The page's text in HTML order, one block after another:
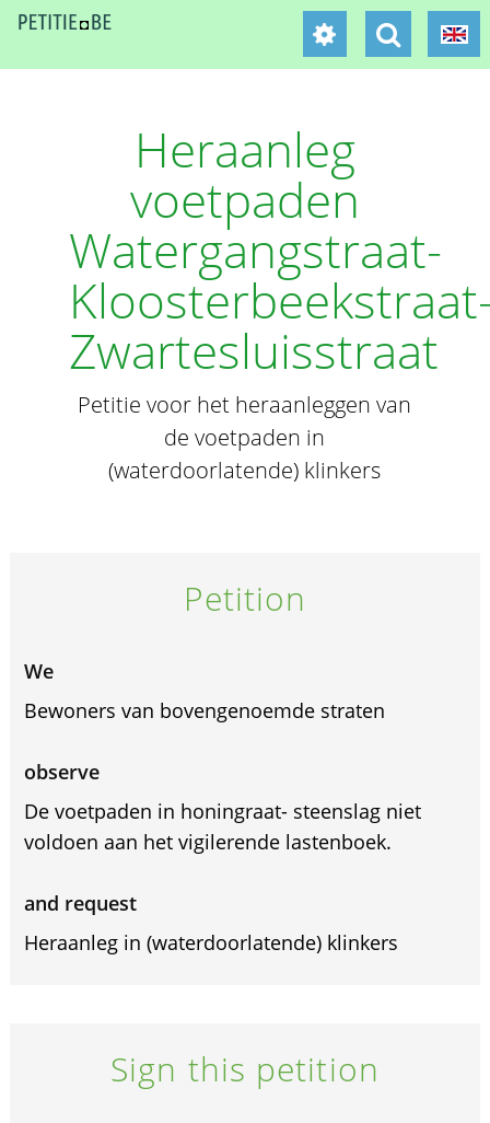
Heraanleg
voetpaden
Watergangstraat-
Zwartesluisstraat
Petitie voor het heraanleggen van
de voetpaden in
(waterdoorlatende) klinkers
Petition
We
Bewoners van bovengenoemde straten
observe
De voetpaden in honingraat- steenslag niet
voldoen aan het vigilerende lastenboek.
and request
Heraanleg in (waterdoorlatende) klinkers
Sign this petition